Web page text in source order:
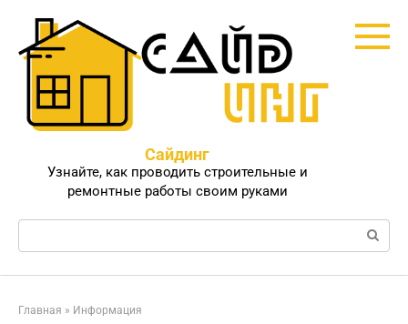
контенту
Сайдинг
Узнайте, как проводить строительные и
ремонтные работы своим руками
Поиск:
Главная » Информация